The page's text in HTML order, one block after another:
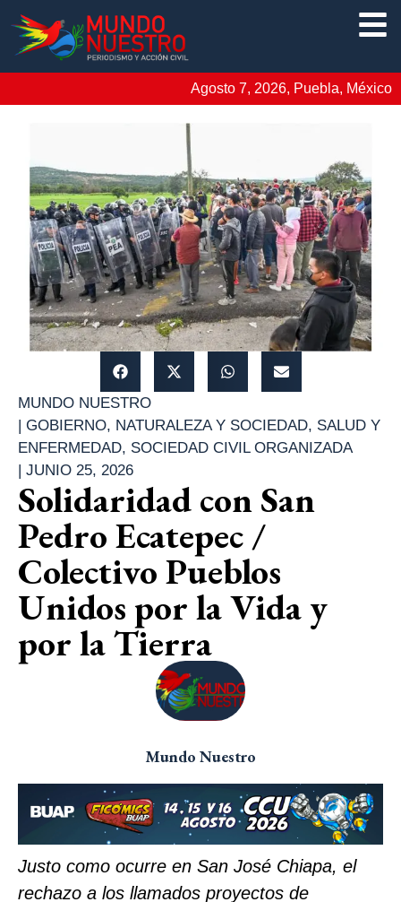
Agosto 7, 2026, Puebla, México
MUNDO NUESTRO
| GOBIERNO, NATURALEZA Y SOCIEDAD, SALUD Y
ENFERMEDAD, SOCIEDAD CIVIL ORGANIZADA
| JUNIO 25, 2026
Solidaridad con San
Pedro Ecatepec /
Colectivo Pueblos
Unidos por la Vida y
por la Tierra
Mundo Nuestro
Justo como ocurre en San José Chiapa, el
rechazo a los llamados proyectos de